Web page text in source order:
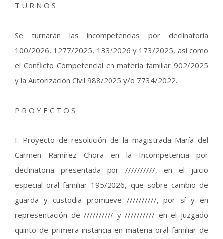
T U R N O S
Se turnarán las incompetencias por declinatoria
100/2026, 1277/2025, 133/2026 y 173/2025, así como
el Conflicto Competencial en materia familiar 902/2025
y la Autorización Civil 988/2025 y/o 7734/2022.
P R O Y E C T O S
I. Proyecto de resolución de la magistrada María del
Carmen Ramírez Chora en la Incompetencia por
declinatoria presentada por //////////, en el juicio
especial oral familiar 195/2026, que sobre cambio de
guarda y custodia promueve //////////, por sí y en
representación de ////////// y ////////// en el juzgado
quinto de primera instancia en materia oral familiar de